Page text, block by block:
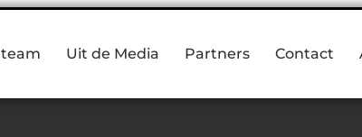
Uit de Media Partners Contact